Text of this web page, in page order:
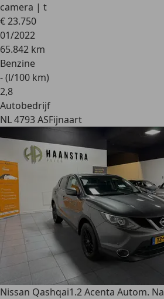
camera | t
€ 23.750
01/2022
65.842 km
Benzine
- (l/100 km)
2,8
Autobedrijf
NL 4793 ASFijnaart
Nissan Qashqai1.2 Acenta Autom.